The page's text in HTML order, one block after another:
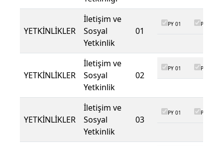
YETKİNLİKLER
İletişim ve
Sosyal
Yetkinlik
01
PY 01 PY 02
YETKİNLİKLER
İletişim ve
Sosyal
Yetkinlik
02
PY 01 PY 02
YETKİNLİKLER
İletişim ve
Sosyal
Yetkinlik
03
PY 01 PY 02